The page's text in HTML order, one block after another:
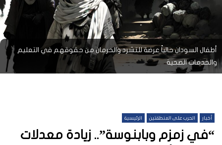
أطفال السودان حالياً عرضة للتشرد والحرمان من حقوقهم في التعليم
والخدمات الصحية
أخبار الحرب على المنطقتين الرئيسية
“في زمزم وبابنوسة”.. زيادة معدلات